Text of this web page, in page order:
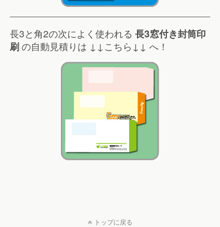
長3と角2の次によく使われる 長3窓付き封筒印
刷の自動見積りは ↓↓こちら↓↓ へ！
トップに戻る